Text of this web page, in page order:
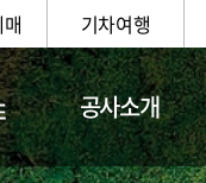
기차여행
공사소개